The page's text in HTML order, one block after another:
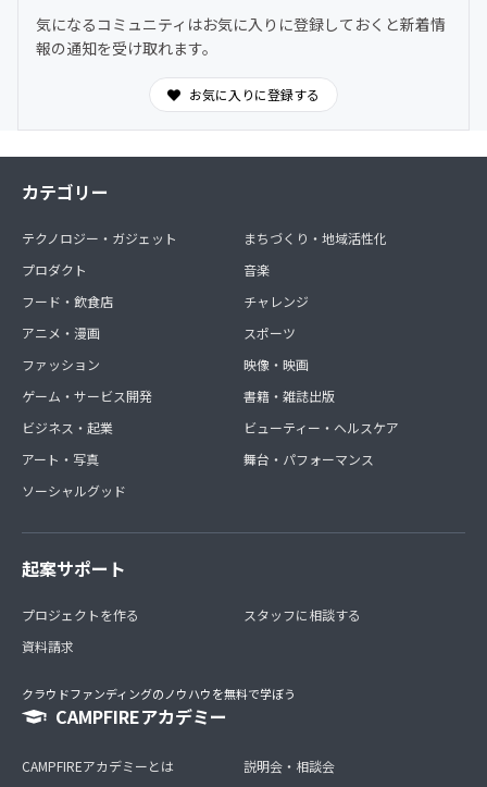
気になるコミュニティはお気に入りに登録しておくと新着情
報の通知を受け取れます。
お気に入りに登録する
カテゴリー
テクノロジー・ガジェット
プロダクト
フード・飲食店
アニメ・漫画
ファッション
ゲーム・サービス開発
ビジネス・起業
アート・写真
ソーシャルグッド
まちづくり・地域活性化
音楽
チャレンジ
スポーツ
映像・映画
書籍・雑誌出版
ビューティー・ヘルスケア
舞台・パフォーマンス
起案サポート
プロジェクトを作る
資料請求
スタッフに相談する
クラウドファンディングのノウハウを無料で学ぼう
CAMPFIREアカデミー
CAMPFIREアカデミーとは
説明会・相談会